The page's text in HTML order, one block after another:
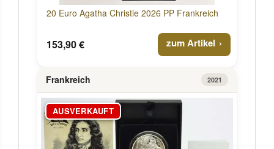
20 Euro Agatha Christie 2026 PP Frankreich
153,90 € zum Artikel
Frankreich 2021
AUSVERKAUFT